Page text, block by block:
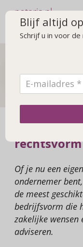
notaris.nl
De notaris
Achtergrond over
Keuze
rechtsvorm
Of je nu een
ondernemer
de meest
bedrijfsvorm die
zakelijke
adviseren.
Blijf altijd
Schrijf u in voor